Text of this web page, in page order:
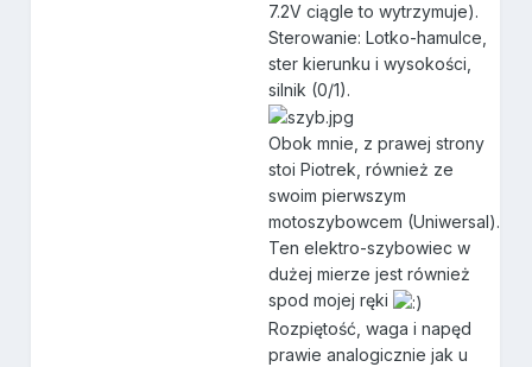
7.2V ciągle to wytrzymuje).
Sterowanie: Lotko-hamulce,
ster kierunku i wysokości,
silnik (0/1).
Obok mnie, z prawej strony
stoi Piotrek, również ze
swoim pierwszym
motoszybowcem (Uniwersal).
Ten elektro-szybowiec w
dużej mierze jest również
spod mojej ręki
Rozpiętość, waga i napęd
prawie analogicznie jak u